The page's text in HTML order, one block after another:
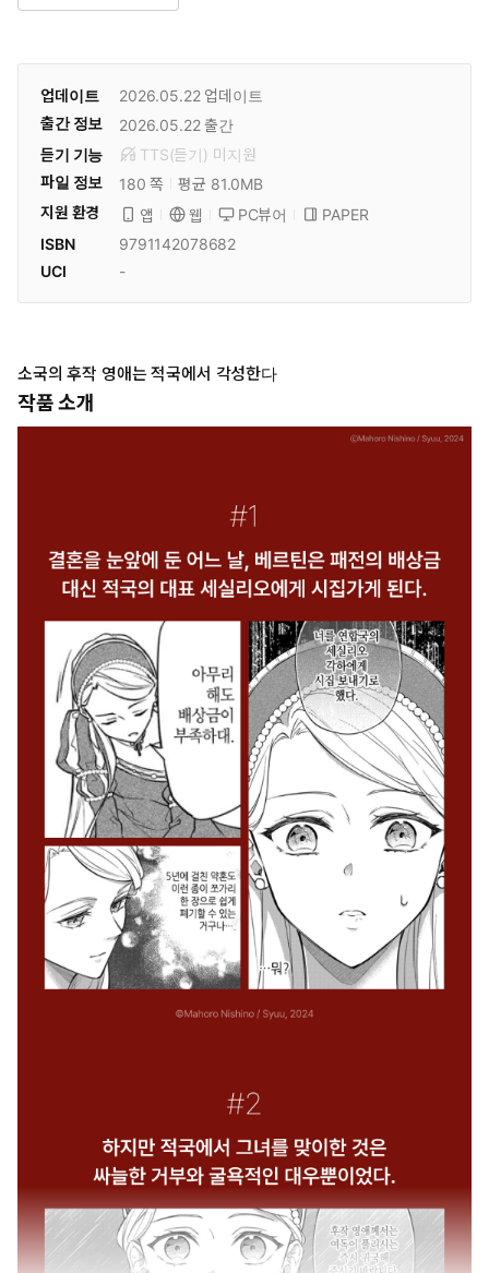
업데이트 2026.05.22업데이트
출간 정보
2026.05.22 출간
듣기 기능
TTS(듣기) 미 지원
파일 정보
180 쪽
평균 81.0MB
지원 환경
앱 웹 PC뷰어
PAPER
ISBN
9791142078682
UCI
-
소국의 후작 영애는 적국에서 각성한다
작품 소개